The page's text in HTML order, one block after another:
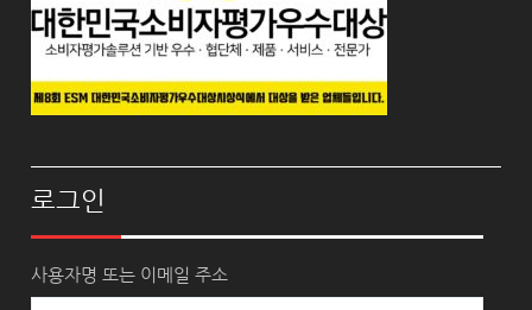
로그인
사용자명 또는 이메일 주소